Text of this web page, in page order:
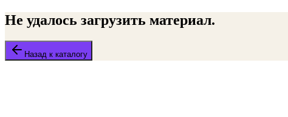
Не удалось загрузить материал.
Назад к каталогу